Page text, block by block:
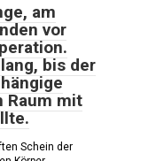
am
vor
bis der
Raum mit
Schein der